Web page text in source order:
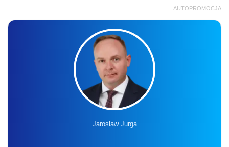
AUTOPROMOCJA
Jarosław Jurga